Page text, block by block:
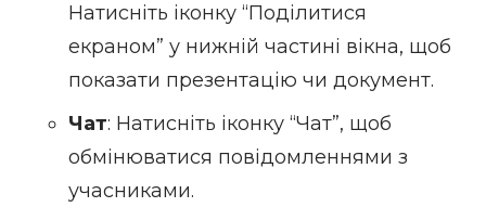
Натисніть іконку “Поділитися
екраном” у нижній частині вікна, щоб
показати презентацію чи документ.
Чат: Натисніть іконку “Чат”, щоб
обмінюватися повідомленнями з
учасниками.